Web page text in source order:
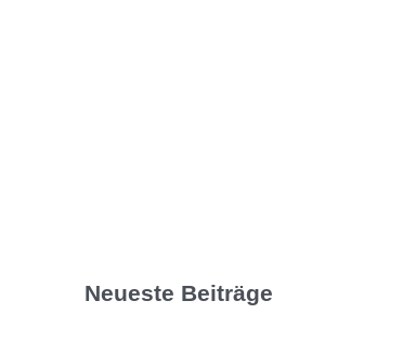
Neueste Beiträge